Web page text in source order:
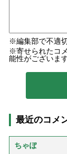
編集部で不適
寄せられたコ
能性がございま
最近のコメ
ちゃぼ